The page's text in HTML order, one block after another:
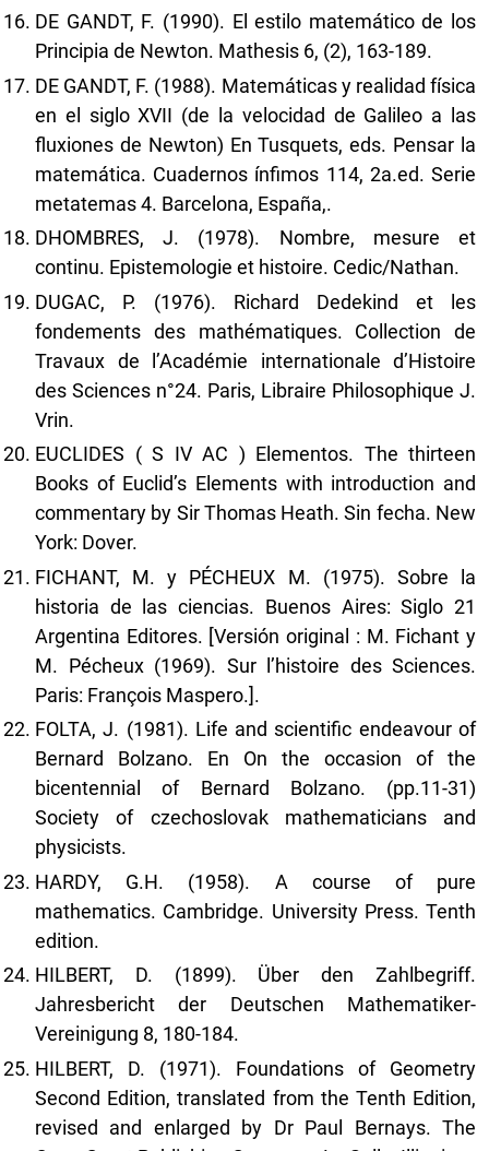
DE GANDT, F. (1990). El estilo matemático de los
Principia de Newton. Mathesis 6, (2), 163-189.
DE GANDT, F. (1988). Matemáticas y realidad física
en el siglo XVII (de la velocidad de Galileo a las
fluxiones de Newton) En Tusquets, eds. Pensar la
matemática. Cuadernos ínfimos 114, 2a.ed. Serie
metatemas 4. Barcelona, España,.
DHOMBRES, J. (1978). Nombre, mesure et
continu. Epistemologie et histoire. Cedic/Nathan.
DUGAC, P. (1976). Richard Dedekind et les
fondements des mathématiques. Collection de
Travaux de l’Académie internationale d’Histoire
des Sciences n°24. Paris, Libraire Philosophique J.
Vrin.
EUCLIDES ( S IV AC ) Elementos. The thirteen
Books of Euclid’s Elements with introduction and
commentary by Sir Thomas Heath. Sin fecha. New
York: Dover.
FICHANT, M. y PÉCHEUX M. (1975). Sobre la
historia de las ciencias. Buenos Aires: Siglo 21
Argentina Editores. [Versión original : M. Fichant y
M. Pécheux (1969). Sur l’histoire des Sciences.
Paris: François Maspero.].
FOLTA, J. (1981). Life and scientific endeavour of
Bernard Bolzano. En On the occasion of the
bicentennial of Bernard Bolzano. (pp.11-31)
Society of czechoslovak mathematicians and
physicists.
HARDY, G.H. (1958). A course of pure
mathematics. Cambridge. University Press. Tenth
edition.
HILBERT, D. (1899). Über den Zahlbegriff.
Jahresbericht der Deutschen Mathematiker-
Vereinigung 8, 180-184.
HILBERT, D. (1971). Foundations of Geometry
Second Edition, translated from the Tenth Edition,
revised and enlarged by Dr Paul Bernays. The